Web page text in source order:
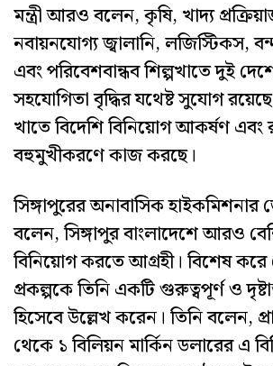
মন্ত্রী আরও বলেন, কৃষি, খাদ্য
নবায়নযোগ্য জ্বালানি, লজিস্টিকস,
এবং পরিবেশবান্ধব শিল্পখাতে দুই
সহযোগিতা বৃদ্ধির যথেষ্ট সুযোগ
খাতে বিদেশি বিনিয়োগ আকর্ষণ এবং
বহুমুখীকরণে কাজ করছে।
সিঙ্গাপুরের অনাবাসিক
বলেন, সিঙ্গাপুর বাংলাদেশে আরও
বিনিয়োগ করতে আগ্রহী। বিশেষ করে
প্রকল্পকে তিনি একটি গুরুত্বপূর্ণ ও
হিসেবে উল্লেখ করেন। তিনি বলেন,
থেকে ১ বিলিয়ন মার্কিন ডলারের এ